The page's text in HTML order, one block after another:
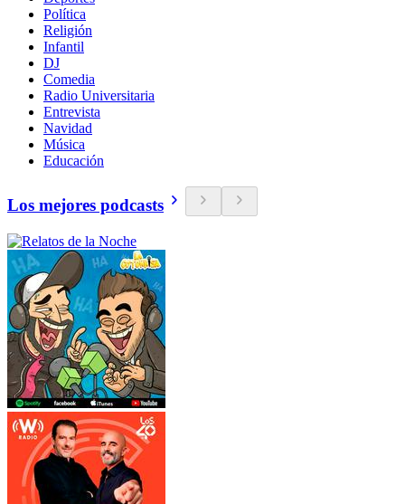
Política
Religión
Infantil
DJ
Comedia
Radio Universitaria
Entrevista
Navidad
Música
Educación
Los mejores podcasts